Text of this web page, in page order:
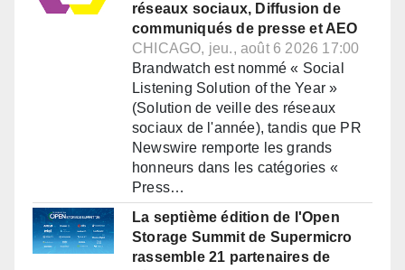
réseaux sociaux, Diffusion de
communiqués de presse et AEO
CHICAGO, jeu., août 6 2026 17:00
Brandwatch est nommé « Social
Listening Solution of the Year »
(Solution de veille des réseaux
sociaux de l'année), tandis que PR
Newswire remporte les grands
honneurs dans les catégories «
Press…
La septième édition de l'Open
Storage Summit de Supermicro
rassemble 21 partenaires de